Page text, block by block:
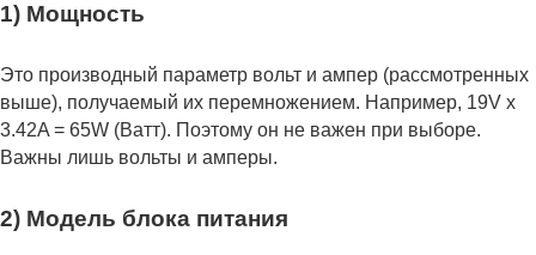
1) Мощность
Это производный параметр вольт и ампер (рассмотренных
выше), получаемый их перемножением. Например, 19V x
3.42A = 65W (Ватт). Поэтому он не важен при выборе.
Важны лишь вольты и амперы.
2) Модель блока питания